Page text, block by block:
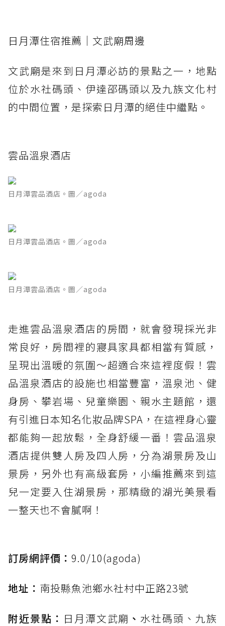
日月潭住宿推薦｜文武廟周邊
文武廟是來到日月潭必訪的景點之一，地點
位於水社碼頭、伊達邵碼頭以及九族文化村
的中間位置，是探索日月潭的絕佳中繼點。
雲品溫泉酒店
日月潭雲品酒店。圖／agoda
日月潭雲品酒店。圖／agoda
日月潭雲品酒店。圖／agoda
走進雲品溫泉酒店的房間，就會發現採光非
常良好，房間裡的寢具家具都相當有質感，
呈現出溫暖的氛圍～超適合來這裡度假！雲
品溫泉酒店的設施也相當豐富，溫泉池、健
身房、攀岩場、兒童樂園、親水主題館，還
有引進日本知名化妝品牌SPA，在這裡身心靈
都能夠一起放鬆，全身舒緩一番！雲品溫泉
酒店提供雙人房及四人房，分為湖景房及山
景房，另外也有高級套房，小編推薦來到這
兒一定要入住湖景房，那精緻的湖光美景看
一整天也不會膩啊！
訂房網評價： 9.0/10(agoda)
地址： 南投縣魚池鄉水社村中正路23號
附近景點： 日月潭文武廟 、 水社碼頭、九族